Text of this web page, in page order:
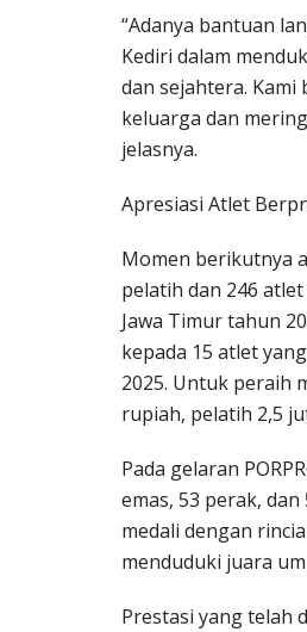
“Adanya bantuan
Kediri dalam
dan sejahtera.
keluarga dan
jelasnya.
Apresiasi Atlet
Momen berikutnya
pelatih dan 246
Jawa Timur tahun
kepada 15 atlet
2025. Untuk peraih
rupiah, pelatih 2,5
Pada gelaran
emas, 53 perak,
medali dengan
menduduki juara
Prestasi yang telah